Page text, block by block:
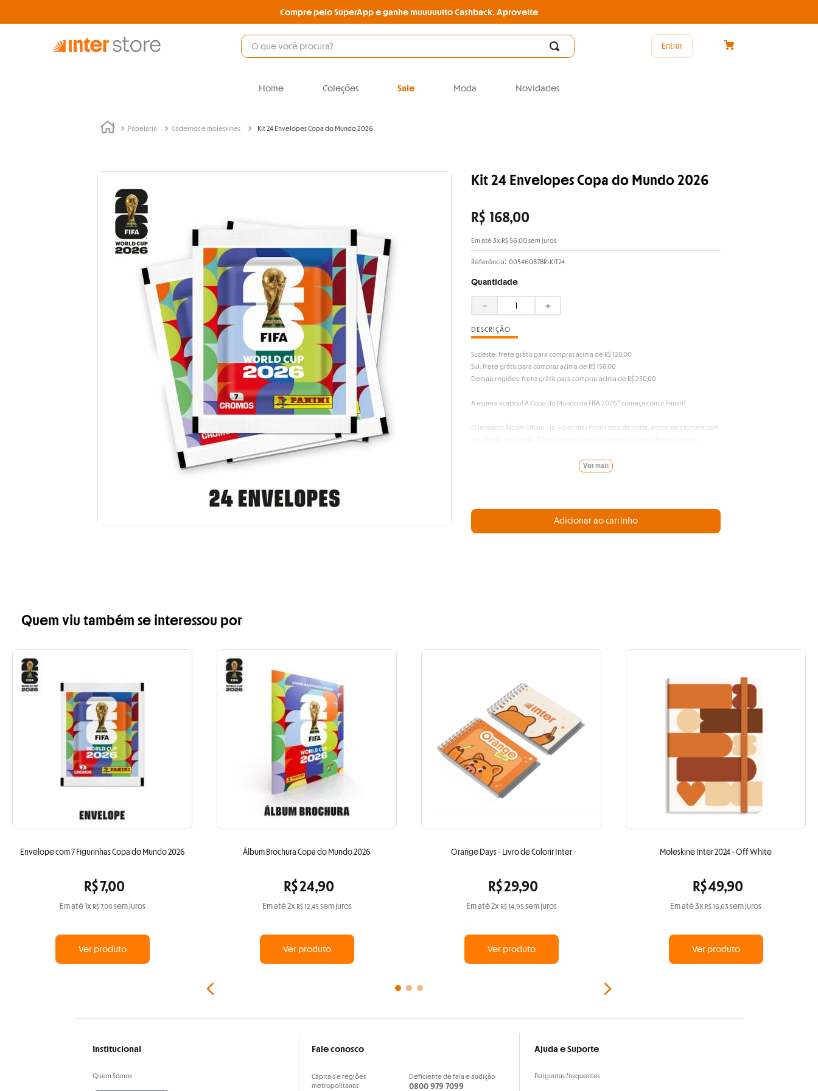
Compre pelo SuperApp e ganhe muuuuuito Cashback. Aproveite
O que você procura?
Entrar
Home Coleções Sale Moda Novidades
Papelaria Cadernos e moleskines Kit 24 Envelopes Copa do Mundo 2026
Kit 24 Envelopes Copa do Mundo 2026
R$ 168,00
Em até3x R$56,00sem juros
Referência:005460B7BR-KIT24
Quantidade
＋
－
DESCRIÇÃO
Sudeste: frete grátis para compras acima de R$ 120,00
Sul: frete grátis para compras acima de R$ 150,00
Demais regiões: frete grátis para compras acima de R$ 250,00
A espera acabou! A Copa do Mundo da FIFA 2026™ começa com a Panini!
O lendário Álbum Oficial de Figurinhas Panini está de volta, ainda mais forte e com
-Disponível nas versões brochura, capa dura clássica, prata e ouro.
Ver mais
Adicionar ao carrinho
Quem viu também se interessou por
Envelope com 7 Figurinhas Copa do Mundo 2026
R$7,00
Em até1x R$7,00sem juros
Ver produto
Álbum Brochura Copa do Mundo 2026
R$24,90
Em até2x R$12,45sem juros
Ver produto
Orange Days - Livro de Colorir Inter
R$29,90
Em até2x R$14,95sem juros
Ver produto
Moleskine Inter 2024 - Off White
R$49,90
Em até3x R$16,63 sem juros
Ver produto
Institucional
Quem Somos
Fale conosco
Capitais e regiões
metropolitanas
Deficiente de fala e audição
0800 979 7099
Ajuda e Suporte
Perguntas frequentes